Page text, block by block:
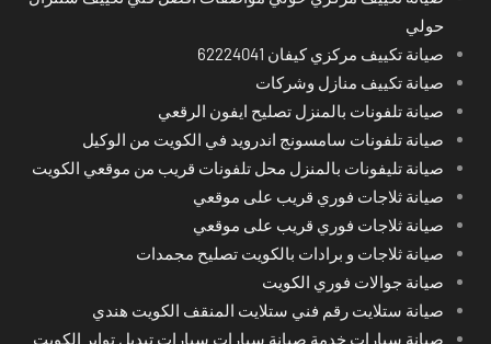
حولي
صيانة تكييف مركزي كيفان 62224041
صيانة تكييف منازل وشركات
صيانة تلفونات بالمنزل تصليح ايفون الرقعي
صيانة تلفونات سامسونج اندرويد في الكويت من الوكيل
صيانة تليفونات بالمنزل محل تلفونات قريب من موقعي الكويت
صيانة ثلاجات فوري قريب على موقعي
صيانة ثلاجات فوري قريب على موقعي
صيانة ثلاجات و برادات بالكويت تصليح مجمدات
صيانة جوالات فوري الكويت
صيانة ستلايت رقم فني ستلايت المنقف الكويت هندي
صيانة سيارات خدمة صيانة سيارات سيارات تبديل تواير الكويت